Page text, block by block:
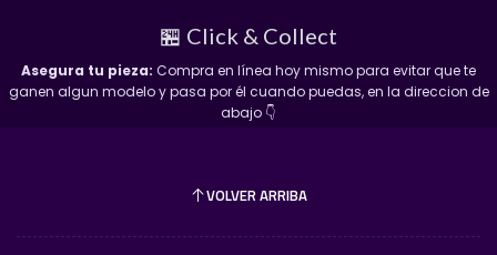
Nos tomamos tu pasión muy en serio. Elige el método
que mejor se adapte a ti para incorporar este bólido a
tu vitrina:
Protección Nivel Coleccionista:Sabemos lo
🏪 Click & Collect
Asegura tu pieza: Compra en línea hoy mismo para evitar que te
ganen algun modelo y pasa por él cuando puedas, en la direccion de
abajo 👇
VOLVER ARRIBA